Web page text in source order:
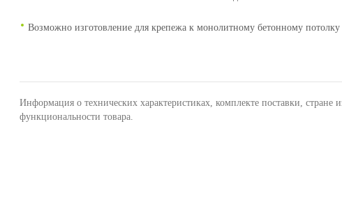
Возможно изготовление для крепежа к монолитному бетонному потолку
Информация о технических характеристиках, комплекте поставки,
функциональности товара.